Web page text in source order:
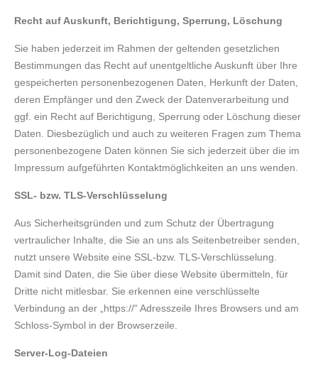
Recht auf Auskunft, Berichtigung, Sperrung, Löschung
Sie haben jederzeit im Rahmen der geltenden gesetzlichen
Bestimmungen das Recht auf unentgeltliche Auskunft über Ihre
gespeicherten personenbezogenen Daten, Herkunft der Daten,
deren Empfänger und den Zweck der Datenverarbeitung und
ggf. ein Recht auf Berichtigung, Sperrung oder Löschung dieser
Daten. Diesbezüglich und auch zu weiteren Fragen zum Thema
personenbezogene Daten können Sie sich jederzeit über die im
Impressum aufgeführten Kontaktmöglichkeiten an uns wenden.
SSL- bzw. TLS-Verschlüsselung
Aus Sicherheitsgründen und zum Schutz der Übertragung
vertraulicher Inhalte, die Sie an uns als Seitenbetreiber senden,
nutzt unsere Website eine SSL-bzw. TLS-Verschlüsselung.
Damit sind Daten, die Sie über diese Website übermitteln, für
Dritte nicht mitlesbar. Sie erkennen eine verschlüsselte
Verbindung an der „https://“ Adresszeile Ihres Browsers und am
Schloss-Symbol in der Browserzeile.
Server-Log-Dateien